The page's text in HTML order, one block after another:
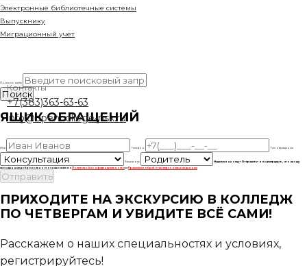
Электронные библиотечные системы
Выпускнику
Миграционный учет
Контакты
+7(383)363-63-63
info@opencollege-nsk.ru
Поиск по сайту
ЯЩИК ОБРАЩЕНИЙ
Имя Телефон Тип обращения
Ваша роль
Нажимая кнопку «Отправить» я подтверждаю, что ввожу
свои данные добровольно и ознакомился с Политикой конфиденциальности и Правилами обработки персональных данных
ПРИХОДИТЕ НА ЭКСКУРСИЮ В КОЛЛЕДЖ
ПО ЧЕТВЕРГАМ И УВИДИТЕ ВСЁ САМИ!
Расскажем о наших специальностях и условиях,
регистрируйтесь!